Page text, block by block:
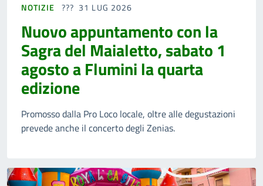
NOTIZIE 31 LUG 2026
Nuovo appuntamento con la
Sagra del Maialetto, sabato 1
agosto a Flumini la quarta
edizione
Promosso dalla Pro Loco locale, oltre alle degustazioni
prevede anche il concerto degli Zenias.